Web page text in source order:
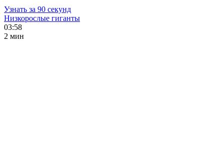
Узнать за 90 секунд
Низкорослые гиганты
03:58
2 мин